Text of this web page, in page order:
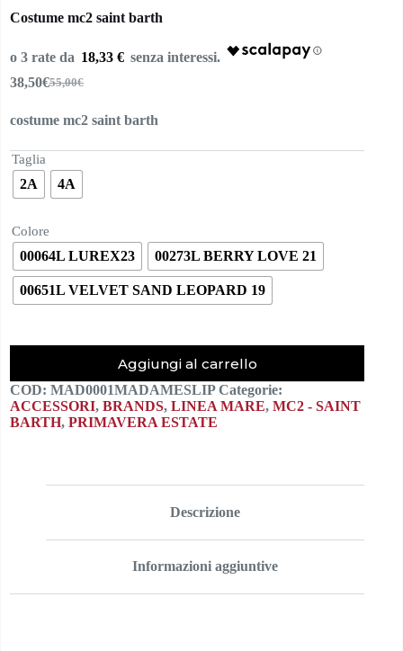
Costume mc2 saint barth
18,33 €
55,00€
Il
originale
55,00€.
38,50€Il
attuale
38,50€.
costume mc2 saint barth
Taglia
2A 4A
Colore
00064L LUREX23 00273L BERRY LOVE 21
00651L VELVET SAND LEOPARD 19
Aggiungi al carrello
COD: MAD0001MADAMESLIP Categorie:
ACCESSORI, BRANDS, LINEA MARE, MC2 - SAINT
BARTH, PRIMAVERA ESTATE
Descrizione
Informazioni aggiuntive